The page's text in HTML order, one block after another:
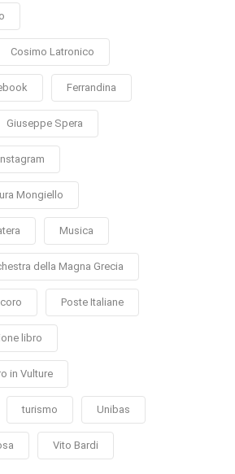
Cosimo Latronico
Ferrandina
Giuseppe Spera
Mongiello
Musica
della Magna Grecia
Poste Italiane
libro
in Vulture
turismo Unibas
Vito Bardi